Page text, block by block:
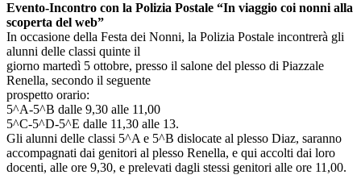
Evento-Incontro con la Polizia Postale “In viaggio coi nonni alla
scoperta del web”
In occasione della Festa dei Nonni, la Polizia Postale incontrerà gli
alunni delle classi quinte il
giorno martedì 5 ottobre, presso il salone del plesso di Piazzale
Renella, secondo il seguente
prospetto orario:
5^A-5^B dalle 9,30 alle 11,00
5^C-5^D-5^E dalle 11,30 alle 13.
Gli alunni delle classi 5^A e 5^B dislocate al plesso Diaz, saranno
accompagnati dai genitori al plesso Renella, e qui accolti dai loro
docenti, alle ore 9,30, e prelevati dagli stessi genitori alle ore 11,00.